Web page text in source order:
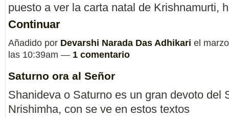
puesto a ver la carta natal de Krishnamurti,
Continuar
Añadido por Devarshi Narada Das Adhikari el
las 10:39am — 1 comentario
Saturno ora al Señor
Shanideva o Saturno es un gran devoto del
Nrishimha, con se ve en estos textos